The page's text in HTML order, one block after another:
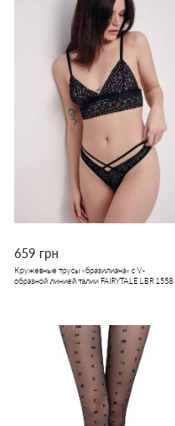
659 грн
Кружевные трусы «бразилиана» с V-
образной линией талии FAIRYTALE LBR 1558